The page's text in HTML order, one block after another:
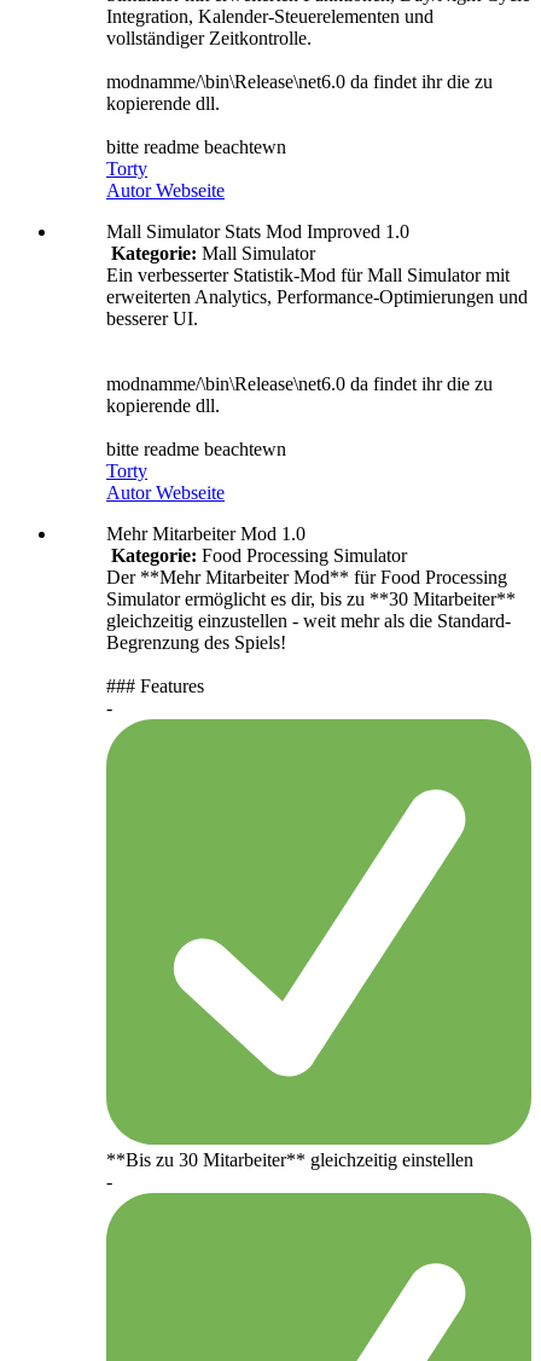
Integration, Kalender-Steuerelementen und
vollständiger Zeitkontrolle.
modnamme/\bin\Release\net6.0 da findet ihr die zu
kopierende dll.
bitte readme beachtewn
Torty
Autor Webseite
Mall Simulator Stats Mod Improved 1.0
Kategorie: Mall Simulator
Ein verbesserter Statistik-Mod für Mall Simulator mit
erweiterten Analytics, Performance-Optimierungen und
besserer UI.
modnamme/\bin\Release\net6.0 da findet ihr die zu
kopierende dll.
bitte readme beachtewn
Torty
Autor Webseite
Mehr Mitarbeiter Mod 1.0
Kategorie: Food Processing Simulator
Der **Mehr Mitarbeiter Mod** für Food Processing
Simulator ermöglicht es dir, bis zu **30 Mitarbeiter**
gleichzeitig einzustellen - weit mehr als die Standard-
Begrenzung des Spiels!
### Features
-
**Bis zu 30 Mitarbeiter** gleichzeitig einstellen
-